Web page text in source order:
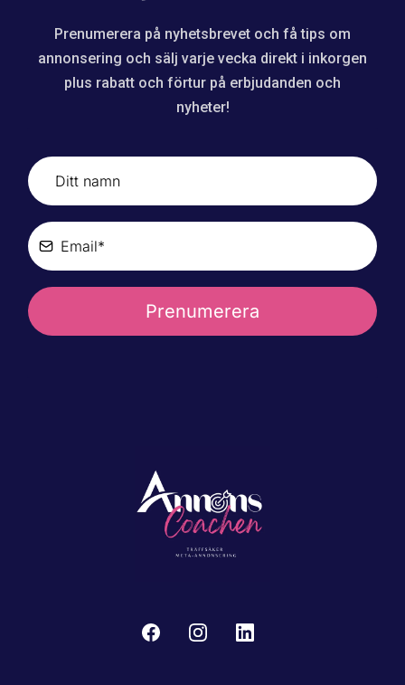
Prenumerera på nyhetsbrevet och få tips om
annonsering och sälj varje vecka direkt i inkorgen
plus rabatt och förtur på erbjudanden och
nyheter!
Prenumerera